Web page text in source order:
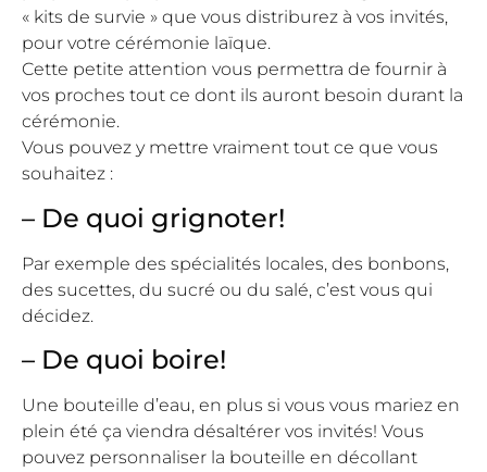
« kits de survie » que vous distriburez à vos invités,
pour votre cérémonie laïque.
Cette petite attention vous permettra de fournir à
vos proches tout ce dont ils auront besoin durant la
cérémonie.
Vous pouvez y mettre vraiment tout ce que vous
souhaitez :
– De quoi grignoter!
Par exemple des spécialités locales, des bonbons,
des sucettes, du sucré ou du salé, c’est vous qui
décidez.
– De quoi boire!
Une bouteille d’eau, en plus si vous vous mariez en
plein été ça viendra désaltérer vos invités! Vous
pouvez personnaliser la bouteille en décollant